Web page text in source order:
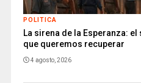
POLITICA
La sirena de la Esperanza:
que queremos recuperar
4 agosto, 2026